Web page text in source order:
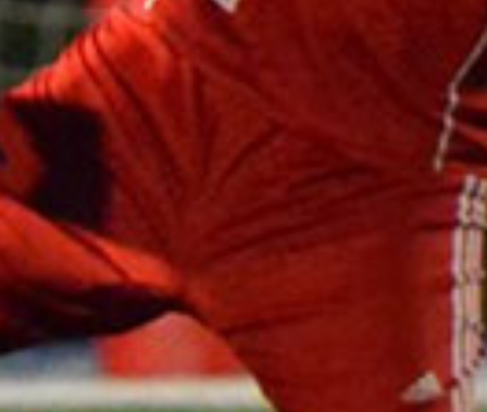
Guichet des requêtes
Portail CégepTR
Intranet du personnel
Bottin du personnel
Urgences